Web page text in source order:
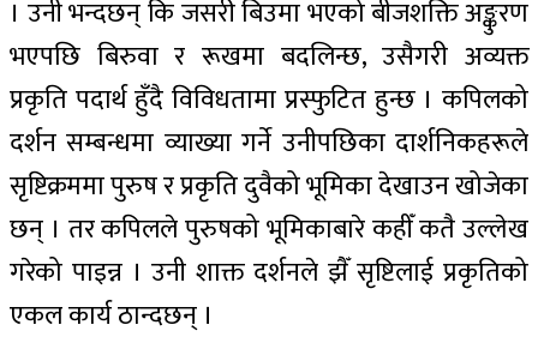
। उनी भन्दछन् कि जसरी बिउमा भएको बीजशक्ति अङ्कुरण
भएपछि बिरुवा र रूखमा बदलिन्छ, उसैगरी अव्यक्त
प्रकृति पदार्थ हुँदै विविधतामा प्रस्फुटित हुन्छ । कपिलको
दर्शन सम्बन्धमा व्याख्या गर्ने उनीपछिका दार्शनिकहरूले
सृष्टिक्रममा पुरुष र प्रकृति दुवैको भूमिका देखाउन खोजेका
छन् । तर कपिलले पुरुषको भूमिकाबारे कहीँ कतै उल्लेख
गरेको पाइन्न । उनी शाक्त दर्शनले झैँ सृष्टिलाई प्रकृतिको
एकल कार्य ठान्दछन् ।